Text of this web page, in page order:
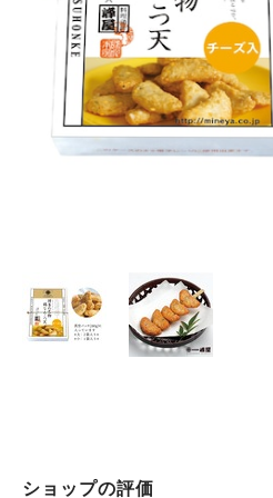
ショップの評価